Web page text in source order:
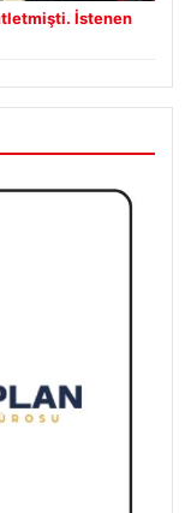
İstenen